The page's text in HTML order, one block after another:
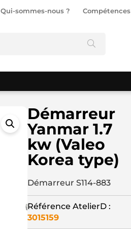
Qui-sommes-nous ? Compétences
Démarreur
Yanmar 1.7
kw (Valeo
Korea type)
Démarreur S114-883
Référence AtelierD :
3015159